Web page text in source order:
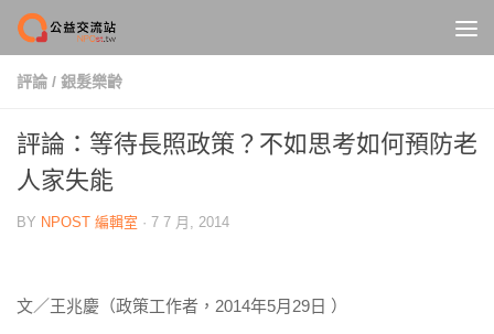
Skip to content
評論 / 銀髮樂齡
評論：等待長照政策？不如思考如何預防老
人家失能
BY NPOST 編輯室 · 7 7 月, 2014
文／王兆慶（政策工作者，2014年5月29日 ）